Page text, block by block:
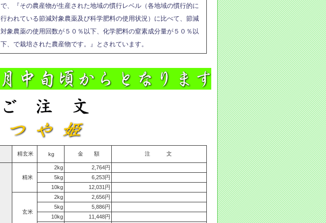
で、『その農産物が生産された地域の慣行レベル（各地域の慣行的に
行われている節減対象農薬及び科学肥料の使用状況）に比べて、節減
対象農薬の使用回数が５０％以下、化学肥料の窒素成分量が５０％以
下、で栽培された農産物です。』とされています。
精玄米 kg 金 額 注 文
精米
2kg
2,764円
5kg
6,253円
10kg
12,031円
玄米
2kg
2,656円
5kg
5,886円
10kg
11,448円